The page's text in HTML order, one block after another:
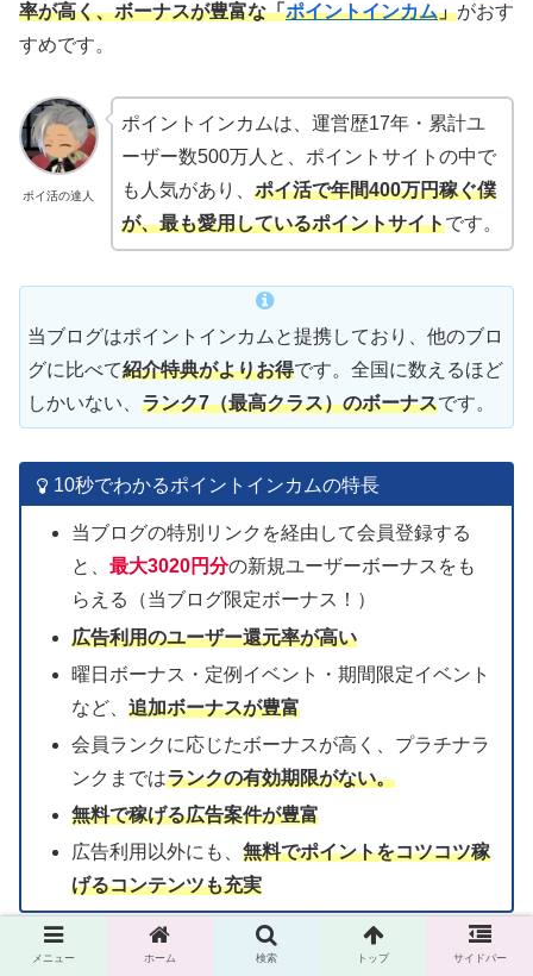
率が高く、ボーナスが豊富な「ポイントインカム」がおす
すめです。
ポイ活の達人
ポイントインカムは、運営歴17年・累計ユ
ーザー数500万人と、ポイントサイトの中で
も人気があり、 ポイ活で年間400万円稼ぐ僕
が、最も愛用しているポイントサイトです。
当ブログはポイントインカムと提携しており、他のブロ
グに比べて紹介特典がよりお得です。全国に数えるほど
しかいない、 ランク7（最高クラス）のボーナスです。
10秒でわかるポイントインカムの特長
当ブログの特別リンクを経由して会員登録する
と、 最大3020円分の新規ユーザーボーナスをも
らえる（当ブログ限定ボーナス！）
広告利用のユーザー還元率が高い
曜日ボーナス・定例イベント・期間限定イベント
など、 追加ボーナスが豊富
会員ランクに応じたボーナスが高く、プラチナラ
ンクまではランクの有効期限がない。
無料で稼げる広告案件が豊富
広告利用以外にも、 無料でポイントをコツコツ稼
げるコンテンツも充実
＼ボーナス最大3020円もらえる特別紹介リンク／
メニュー ホーム 検索 トップ サイドバー